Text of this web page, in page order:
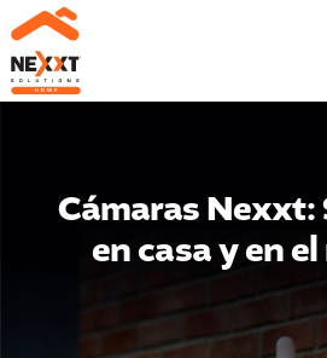
Cámaras Nexxt:
en casa y en